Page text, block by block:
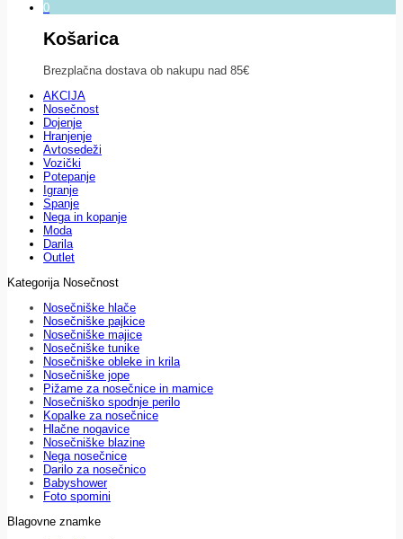
0
Košarica
Brezplačna dostava ob nakupu nad 85€
AKCIJA
Nosečnost
Dojenje
Hranjenje
Avtosedeži
Vozički
Potepanje
Igranje
Spanje
Nega in kopanje
Moda
Darila
Outlet
Kategorija Nosečnost
Nosečniške hlače
Nosečniške pajkice
Nosečniške majice
Nosečniške tunike
Nosečniške obleke in krila
Nosečniške jope
Pižame za nosečnice in mamice
Nosečniško spodnje perilo
Kopalke za nosečnice
Hlačne nogavice
Nosečniške blazine
Nega nosečnice
Darilo za nosečnico
Babyshower
Foto spomini
Blagovne znamke